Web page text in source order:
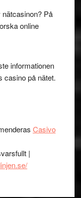
På
online
informationen
casino på nätet.
Casivo
|